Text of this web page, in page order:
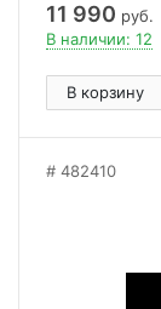
11 990 руб.
В наличии: 12
В корзину
482410